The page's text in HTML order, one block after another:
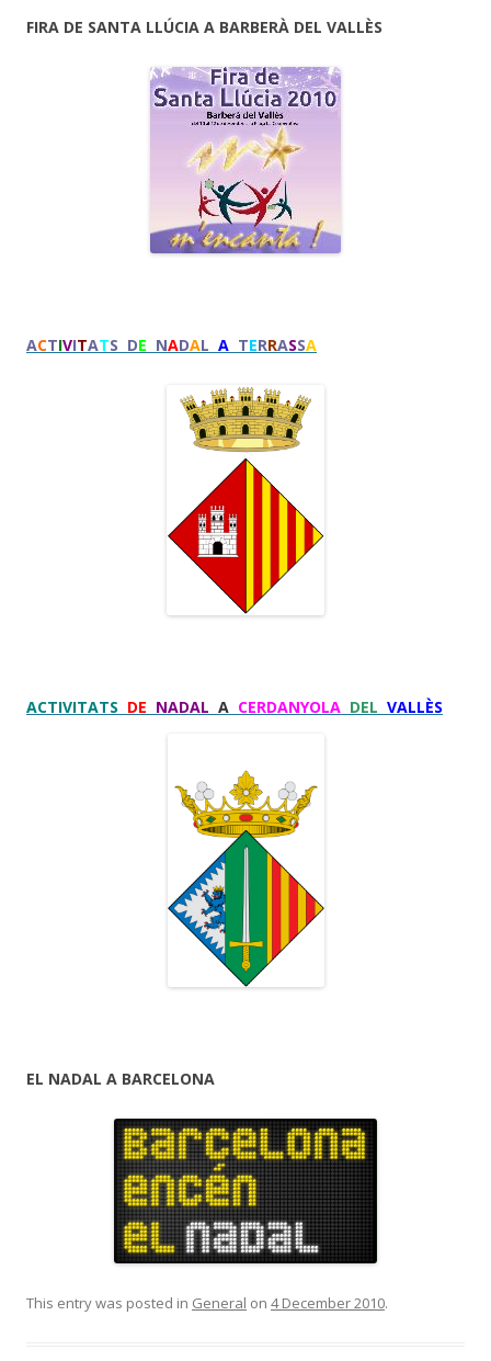
FIRA DE SANTA LLÚCIA A BARBERÀ DEL VALLÈS
ACTIVITATS DE NADAL A TERRASSA
ACTIVITATS DE NADAL A CERDANYOLA DEL VALLÈS
EL NADAL A BARCELONA
This entry was posted in General on 4 December 2010.